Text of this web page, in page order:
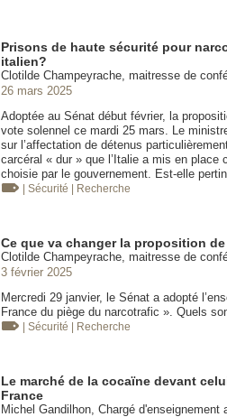
Prisons de haute sécurité pour
italien?
Clotilde Champeyrache, maitresse de
26 mars 2025
Adoptée au Sénat début février, la
vote solennel ce mardi 25 mars. Le
sur l’affectation de détenus
carcéral « dur » que l’Italie a mis en
choisie par le gouvernement. Est-elle
| Sécurité | Recherche
Ce que va changer la proposition
Clotilde Champeyrache, maitresse de
3 février 2025
Mercredi 29 janvier, le Sénat a adopté
France du piège du narcotrafic ». Quels
| Sécurité | Recherche
Le marché de la cocaïne devant
France
Michel Gandilhon, Chargé